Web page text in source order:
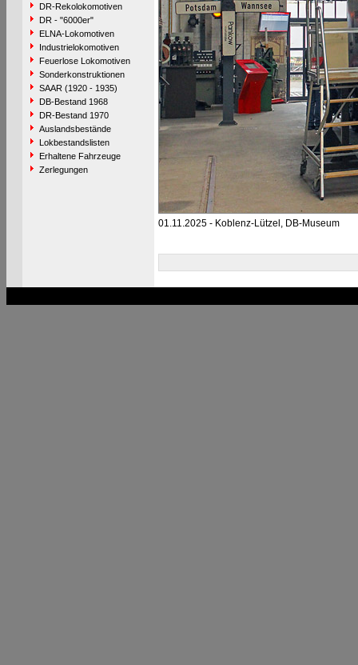
DR-Rekolokomotiven
DR - "6000er"
ELNA-Lokomotiven
Industrielokomotiven
Feuerlose Lokomotiven
Sonderkonstruktionen
SAAR (1920 - 1935)
DB-Bestand 1968
DR-Bestand 1970
Auslandsbestände
Lokbestandslisten
Erhaltene Fahrzeuge
Zerlegungen
01.11.2025 - Koblenz-Lützel, DB-Museum